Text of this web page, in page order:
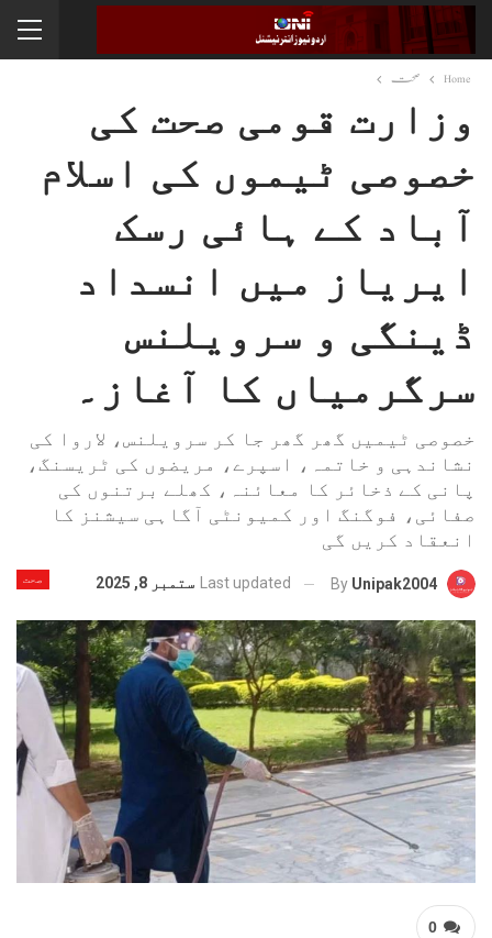
Home صحت
وزارت قومی صحت کی
خصوصی ٹیموں کی اسلام
آباد کے ہائی رسک
ایریاز میں انسداد
ڈینگی و سرویلنس
سرگرمیاں کا آغاز۔
خصوصی ٹیمیں گھر گھر جا کر سرویلنس، لاروا کی
نشاندہی و خاتمہ، اسپرے، مریضوں کی ٹریسنگ،
پانی کے ذخائر کا معائنہ، کھلے برتنوں کی
صفائی، فوگنگ اور کمیونٹی آگاہی سیشنز کا
انعقاد کریں گی
صحت By Unipak2004
Last updated ستمبر 8, 2025
0